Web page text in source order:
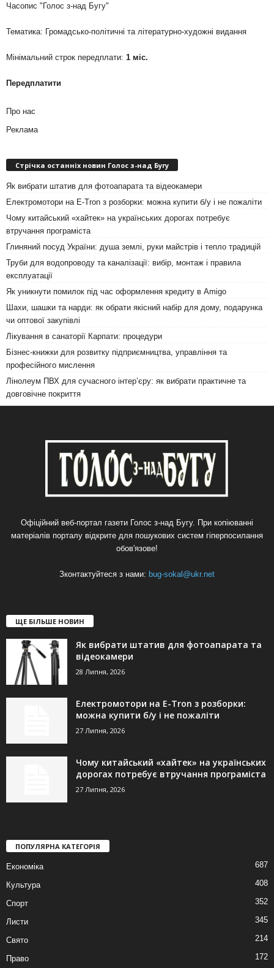
Часопис "Голос з-над Бугу"
Тематика: Громадсько-політичні та літературно-художні видання
Мінімальний строк передплати: 1 міс.
Передплатити
Про нас
Реклама
Стрічка останніх новин Голос з-над Бугу
Як вибрати штатив для фотоапарата та відеокамери
Електромотори на E-Tron з розборки: можна купити б/у і не пожаліти
Чому китайський «хайтек» на українських дорогах потребує
втручання програміста
Глиняний посуд України: душа землі, руки майстрів і тепло традицій
Труби для водопроводу та каналізації: вибір, монтаж і правила
експлуатації
Як уникнути помилок під час оформлення кредиту в Amigo
Шахи, шашки та нарди: як обрати якісний набір для дому, подарунка
чи оптової закупівлі
Лікування в санаторії Карпати: процедури
Бізнес-книжки для розвитку підприємництва, управління та
професійного мислення
Лінолеум ПВХ для сучасного інтер’єру: як вибрати практичне та
довговічне покриття
Офіційний веб-портал газети Голос з-над Бугу. При копіюванні
матеріалів порталу відкрите для пошукових систем гіперпосилання
обов'язове!
Зконтактуйтеся з нами: bug-sokal@ukr.net
ЩЕ БІЛЬШЕ НОВИН
Як вибрати штатив для фотоапарата та
відеокамери
28 Липня, 2026
Електромотори на E-Tron з розборки:
можна купити б/у і не пожаліти
27 Липня, 2026
Чому китайський «хайтек» на українських
дорогах потребує втручання програміста
27 Липня, 2026
ПОПУЛЯРНА КАТЕГОРІЯ
Економіка 687
Культура 408
Спорт 352
Листи 345
Свято 214
Право 172